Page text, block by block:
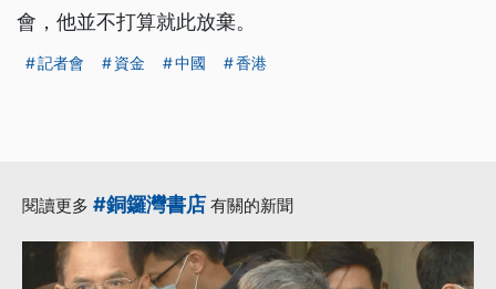
會，他並不打算就此放棄。
記者會 資金 中國 香港
閱讀更多 #銅鑼灣書店 有關的新聞